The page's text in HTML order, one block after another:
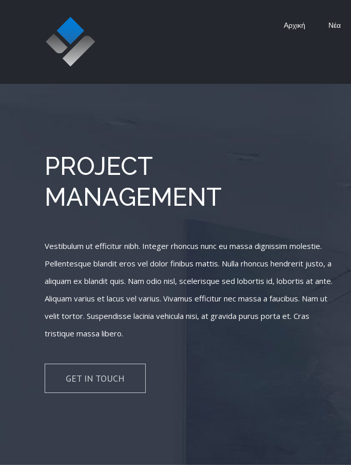
Αρχική Νέα
PROJECT
MANAGEMENT
Vestibulum ut efficitur nibh. Integer rhoncus nunc eu massa dignissim molestie.
Pellentesque blandit eros vel dolor finibus mattis. Nulla rhoncus hendrerit justo, a
aliquam ex blandit quis. Nam odio nisl, scelerisque sed lobortis id, lobortis at ante.
Aliquam varius et lacus vel varius. Vivamus efficitur nec massa a faucibus. Nam ut
velit tortor. Suspendisse lacinia vehicula nisi, at gravida purus porta et. Cras
tristique massa libero.
GET IN TOUCH